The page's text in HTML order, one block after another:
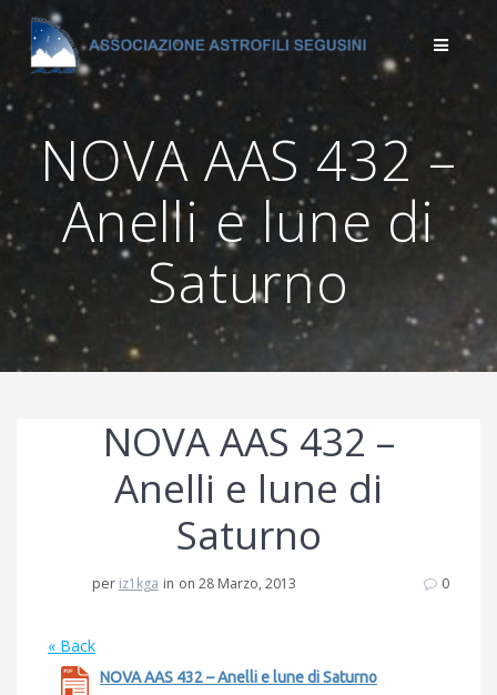
Salta
al
contenuto
NOVA AAS 432 –
Anelli e lune di
Saturno
NOVA AAS 432 –
Anelli e lune di
Saturno
per iz1kga in on 28 Marzo, 2013 0
« Back
NOVA AAS 432 – Anelli e lune di Saturno